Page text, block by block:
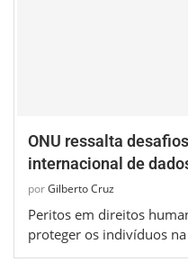
ONU ressalta
internacional de
porGilberto Cruz
Peritos em direitos
proteger os indivíduos